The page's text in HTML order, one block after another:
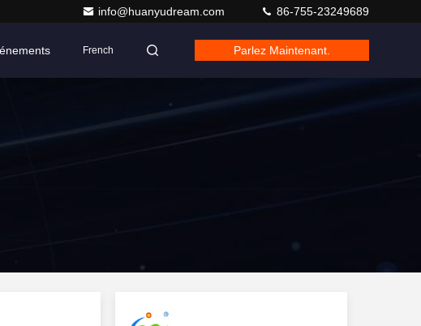
info@huanyudream.com 86-755-23249689
French Parlez Maintenant.